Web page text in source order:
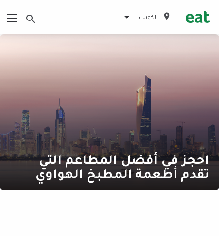
الكويت
احجز في أفضل المطاعم التي
تقدم أطعمة المطبخ الهواوي